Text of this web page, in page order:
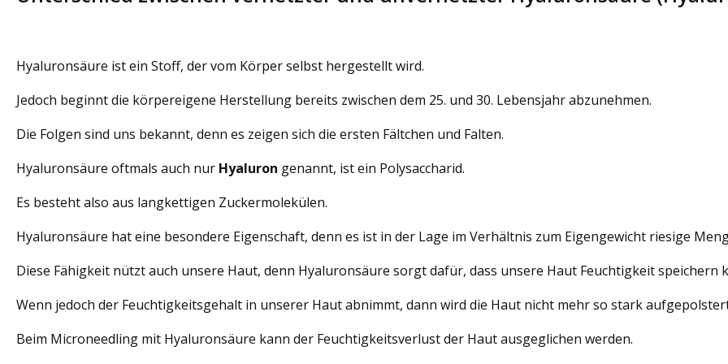
Hyaluronsäure ist ein Stoff, der vom Körper selbst hergestellt wird.
Jedoch beginnt die körpereigene Herstellung bereits zwischen dem 25. und 30. Lebensjahr abzunehmen.
Die Folgen sind uns bekannt, denn es zeigen sich die ersten Fältchen und Falten.
Hyaluronsäure oftmals auch nur Hyaluron genannt, ist ein Polysaccharid.
Es besteht also aus langkettigen Zuckermolekülen.
Hyaluronsäure hat eine besondere Eigenschaft, denn es ist in der Lage im Verhältnis zum Eigengewicht riesige
Diese Fähigkeit nützt auch unsere Haut, denn Hyaluronsäure sorgt dafür, dass unsere Haut Feuchtigkeit speichern
Wenn jedoch der Feuchtigkeitsgehalt in unserer Haut abnimmt, dann wird die Haut nicht mehr so stark
Beim Microneedling mit Hyaluronsäure kann der Feuchtigkeitsverlust der Haut ausgeglichen werden.